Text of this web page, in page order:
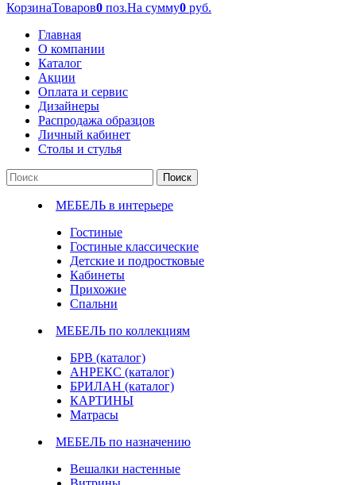
КорзинаТоваров0 поз.На сумму0 руб.
Главная
О компании
Каталог
Акции
Оплата и сервис
Дизайнеры
Распродажа образцов
Личный кабинет
Столы и стулья
Поиск
МЕБЕЛЬ в интерьере
Гостиные
Гостиные классические
Детские и подростковые
Кабинеты
Прихожие
Спальни
МЕБЕЛЬ по коллекциям
БРВ (каталог)
АНРЕКС (каталог)
БРИЛАН (каталог)
КАРТИНЫ
Матрасы
МЕБЕЛЬ по назначению
Вешалки настенные